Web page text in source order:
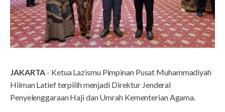
JAKARTA - Ketua Lazismu Pimpinan Pusat Muhammadiyah
Hilman Latief terpilih menjadi Direktur Jenderal
Penyelenggaraan Haji dan Umrah Kementerian Agama.